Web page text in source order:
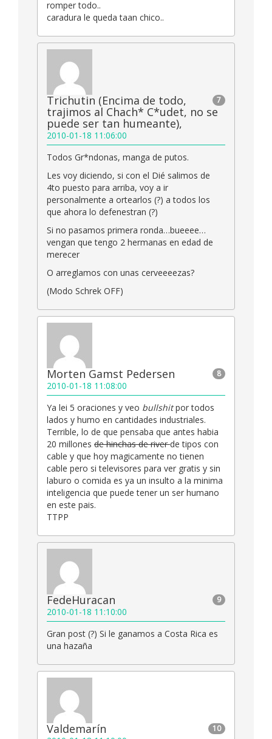
romper todo..
caradura le queda taan chico..
7
Trichutin (Encima de todo,
trajimos al Chach* C*udet, no se
puede ser tan humeante),
2010-01-18 11:06:00
Todos Gr*ndonas, manga de putos.
Les voy diciendo, si con el Dié salimos de
4to puesto para arriba, voy a ir
personalmente a ortearlos (?) a todos los
que ahora lo defenestran (?)
Si no pasamos primera ronda…bueeee…
vengan que tengo 2 hermanas en edad de
merecer
O arreglamos con unas cerveeeezas?
(Modo Schrek OFF)
8
Morten Gamst Pedersen
2010-01-18 11:08:00
Ya lei 5 oraciones y veo bullshitpor todos
lados y humo en cantidades industriales.
Terrible, lo de que pensaba que antes habia
20 millones de hinchas de riverde tipos con
cable y que hoy magicamente no tienen
cable pero si televisores para ver gratis y sin
laburo o comida es ya un insulto a la minima
inteligencia que puede tener un ser humano
en este pais.
TTPP
9
FedeHuracan
2010-01-18 11:10:00
Gran post (?) Si le ganamos a Costa Rica es
una hazaña
10
Valdemarín